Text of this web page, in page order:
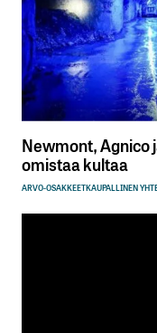
Newmont, Agnico
omistaa kultaa
ARVO-OSAKKEETKAUPALLINEN